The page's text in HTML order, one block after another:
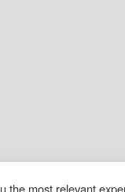
the most relevant